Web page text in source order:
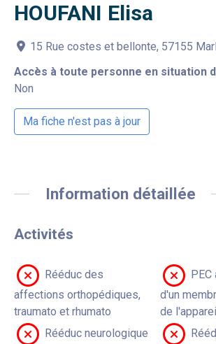
HOUFANI Elisa
15 Rue costes et bellonte, 57155
Accès à toute personne en situation
Non
Ma fiche n'est pas à jour
Information détaillée
Activités
Rééduc des
affections orthopédiques,
traumato et rhumato
d'un
de
Rééduc neurologique